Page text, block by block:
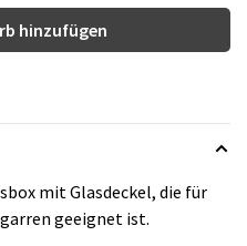
hinzufügen
mit Glasdeckel, die für
geeignet ist.